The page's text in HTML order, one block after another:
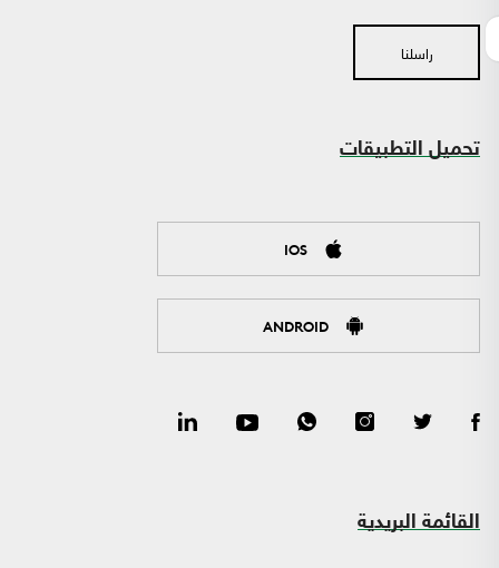
راسلنا
تحميل التطبيقات
IOS
ANDROID
القائمة البريدية